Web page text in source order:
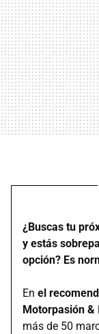
¿Buscas tu
y estás
opción? Es
En el
Motorpasión &
más de 50